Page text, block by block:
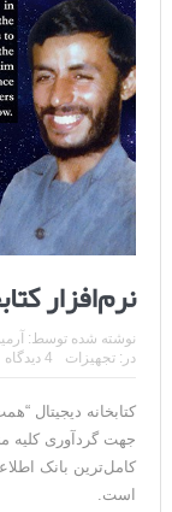
نرم‌افزار
نوشته شده توسط:
در: تجهیزات 4 دیدگاه
کتابخانه دیجیتال
جهت گردآوری کلیه
کامل‌ترین بانک
است.